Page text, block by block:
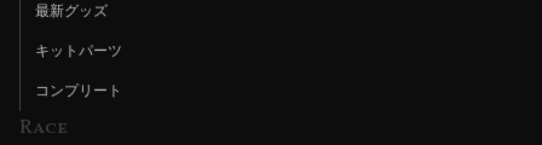
最新グッズ
キットパーツ
コンプリート
Race